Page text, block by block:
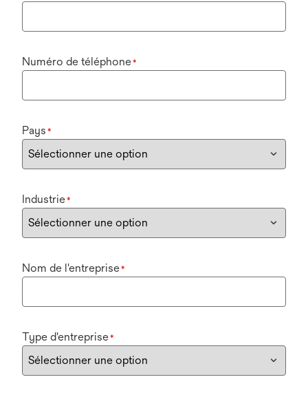
Numéro de téléphone*
Pays *
Industrie*
Nom de l'entreprise*
Type d'entreprise*